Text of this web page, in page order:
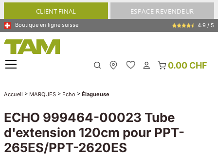
principalCLIENT FINAL ESPACE REVENDEUR
Boutique en ligne suisse 4.9 / 5
0.00 CHF
Accueil > MARQUES > Echo > Élagueuse
ECHO 999464-00023 Tube
d'extension 120cm pour PPT-
265ES/PPT-2620ES